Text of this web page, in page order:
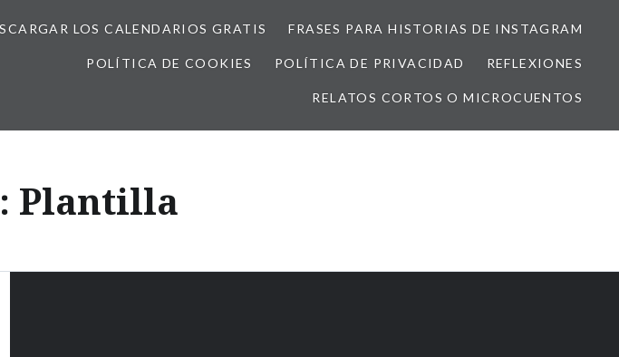
LOS CALENDARIOS GRATIS FRASES PARA HISTORIAS DE INSTAGRAM
POLÍTICA DE COOKIES POLÍTICA DE PRIVACIDAD REFLEXIONES
RELATOS CORTOS O MICROCUENTOS
Plantilla